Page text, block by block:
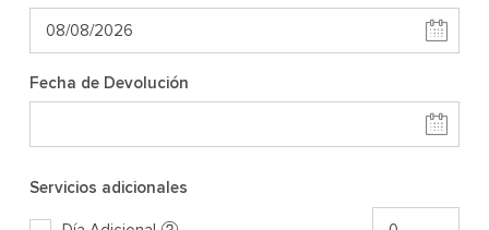
Fecha de Devolución
Servicios adicionales